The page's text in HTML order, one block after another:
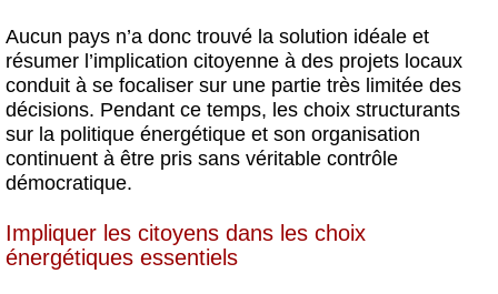
Aucun pays n’a donc trouvé la solution idéale et
résumer l’implication citoyenne à des projets locaux
conduit à se focaliser sur une partie très limitée des
décisions. Pendant ce temps, les choix structurants
sur la politique énergétique et son organisation
continuent à être pris sans véritable contrôle
démocratique.
Impliquer les citoyens dans les choix
énergétiques essentiels